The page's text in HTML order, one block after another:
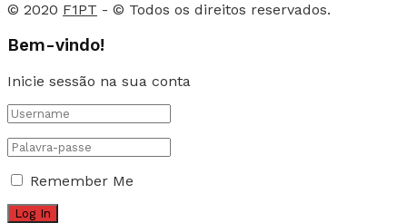
© 2020 F1PT - © Todos os direitos reservados.
Bem-vindo!
Inicie sessão na sua conta
Remember Me